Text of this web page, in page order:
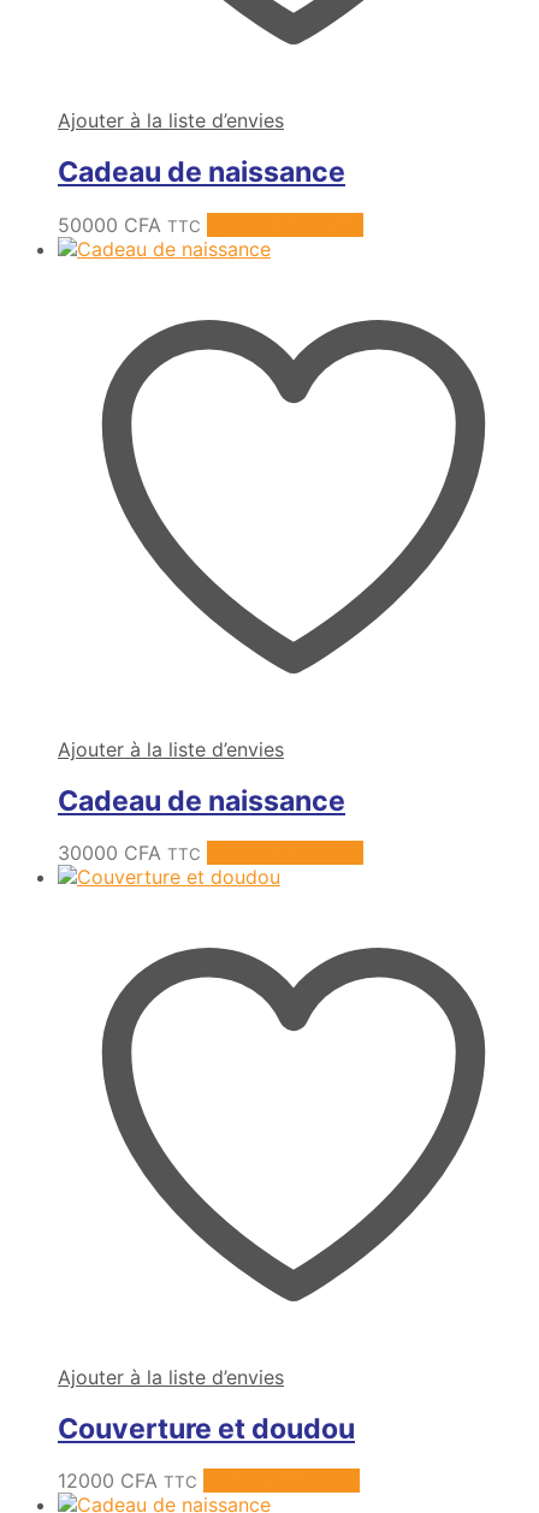
Ajouter à la liste d’envies
Cadeau de naissance
50000 CFA TTC
Ajouter à la liste d’envies
Cadeau de naissance
30000 CFA TTC
Ajouter à la liste d’envies
Couverture et doudou
12000 CFA TTC